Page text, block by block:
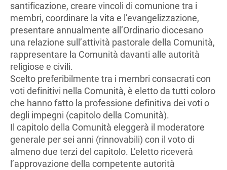
santificazione, creare vincoli di comunione tra i
membri, coordinare la vita e l’evangelizzazione,
presentare annualmente all’Ordinario diocesano
una relazione sull’attività pastorale della Comunità,
rappresentare la Comunità davanti alle autorità
religiose e civili.
Scelto preferibilmente tra i membri consacrati con
voti definitivi nella Comunità, è eletto da tutti coloro
che hanno fatto la professione definitiva dei voti o
degli impegni (capitolo della Comunità).
Il capitolo della Comunità eleggerà il moderatore
generale per sei anni (rinnovabili) con il voto di
almeno due terzi del capitolo. L’eletto riceverà
l’approvazione della competente autorità